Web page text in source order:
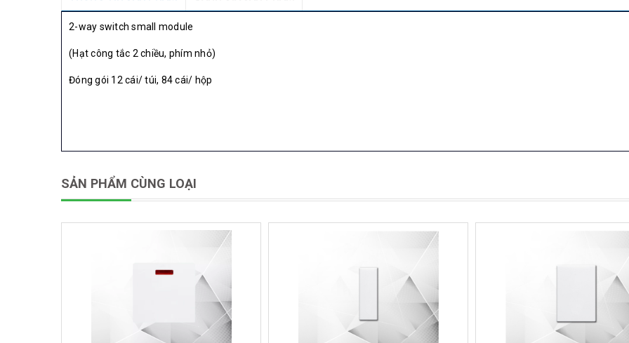
2-way switch small module
(Hạt công tắc 2 chiều, phím nhỏ)
Đóng gói 12 cái/ túi, 84 cái/ hộp
SẢN PHẨM CÙNG LOẠI